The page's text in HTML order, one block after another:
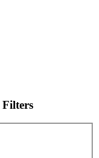
Filters